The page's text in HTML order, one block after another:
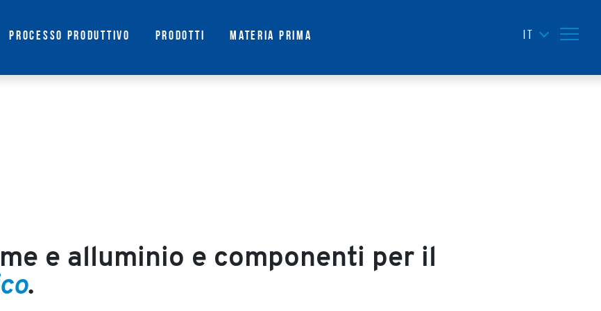
contenuto
Processo produttivo Prodotti Materia prima IT
e alluminio e componenti per il
.